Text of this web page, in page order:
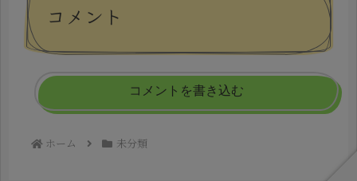
コメント
コメントを書き込む
ホーム 未分類